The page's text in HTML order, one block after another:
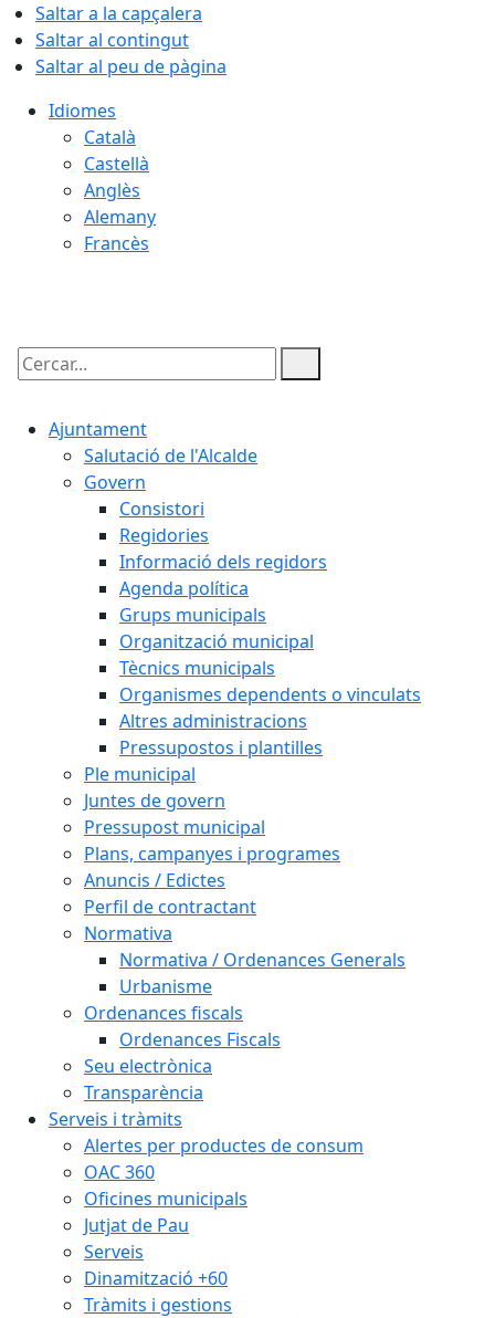
Saltar a la capçalera
Saltar al contingut
Saltar al peu de pàgina
Idiomes
Català
Castellà
Anglès
Alemany
Francès
Cercar:
Ajuntament
Salutació de l'Alcalde
Govern
Consistori
Regidories
Informació dels regidors
Agenda política
Grups municipals
Organització municipal
Tècnics municipals
Organismes dependents o vinculats
Altres administracions
Pressupostos i plantilles
Ple municipal
Juntes de govern
Pressupost municipal
Plans, campanyes i programes
Anuncis / Edictes
Perfil de contractant
Normativa
Normativa / Ordenances Generals
Urbanisme
Ordenances fiscals
Ordenances Fiscals
Seu electrònica
Transparència
Serveis i tràmits
Alertes per productes de consum
OAC 360
Oficines municipals
Jutjat de Pau
Serveis
Dinamització +60
Tràmits i gestions